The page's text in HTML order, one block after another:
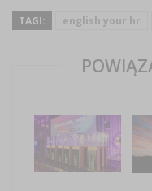
TAGI: english your hr